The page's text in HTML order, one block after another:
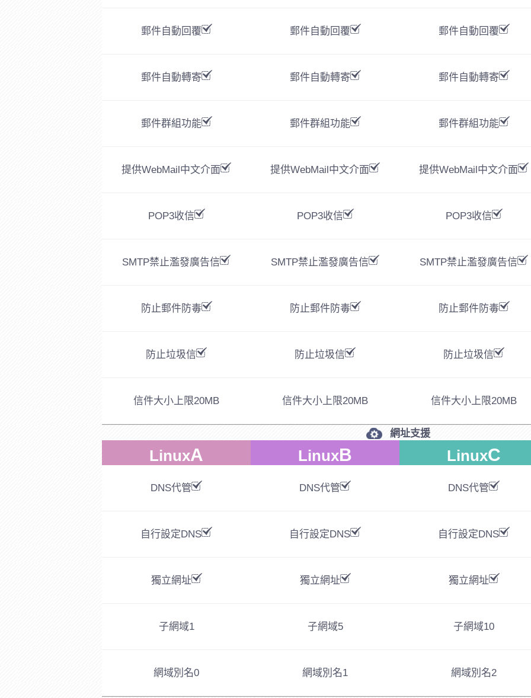
郵件自動回覆
郵件自動轉寄
郵件群組功能
提供WebMail中文介面
POP3收信
SMTP禁止濫發廣告信
防止郵件防毒
防止垃圾信
信件大小上限20MB
郵件自動回覆
郵件自動轉寄
郵件群組功能
提供WebMail中文介面
POP3收信
SMTP禁止濫發廣告信
防止郵件防毒
防止垃圾信
信件大小上限20MB
郵件自動回覆
郵件自動轉寄
郵件群組功能
提供WebMail中文介面
POP3收信
SMTP禁止濫發廣告信
防止郵件防毒
防止垃圾信
信件大小上限20MB
網址支援
LinuxA
DNS代管
自行設定DNS
獨立網址
子網域1
網域別名0
LinuxB
DNS代管
自行設定DNS
獨立網址
子網域5
網域別名1
LinuxC
DNS代管
自行設定DNS
獨立網址
子網域10
網域別名2